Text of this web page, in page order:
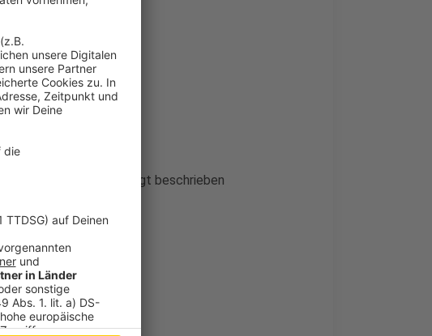
kann wie folgt beschrieben